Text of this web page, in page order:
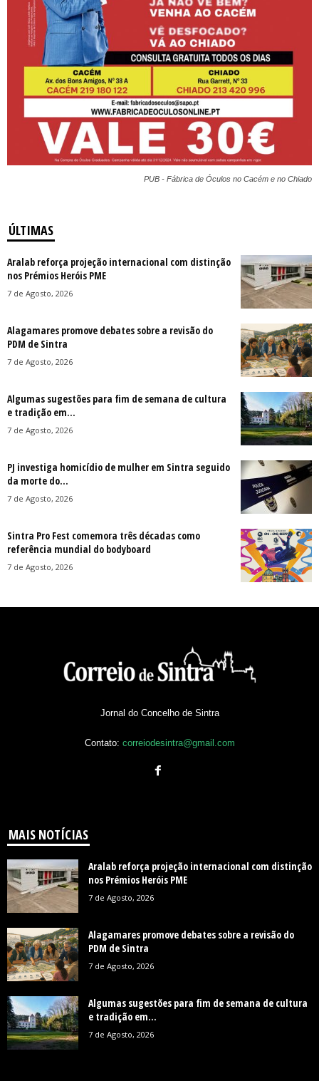
PUB - Fábrica de Óculos no Cacém e no Chiado
ÚLTIMAS
Aralab reforça projeção internacional com distinção
nos Prémios Heróis PME
7 de Agosto, 2026
Alagamares promove debates sobre a revisão do
PDM de Sintra
7 de Agosto, 2026
Algumas sugestões para fim de semana de cultura
e tradição em...
7 de Agosto, 2026
PJ investiga homicídio de mulher em Sintra seguido
da morte do...
7 de Agosto, 2026
Sintra Pro Fest comemora três décadas como
referência mundial do bodyboard
7 de Agosto, 2026
Jornal do Concelho de Sintra
Contato: correiodesintra@gmail.com
MAIS NOTÍCIAS
Aralab reforça projeção internacional com distinção
nos Prémios Heróis PME
7 de Agosto, 2026
Alagamares promove debates sobre a revisão do
PDM de Sintra
7 de Agosto, 2026
Algumas sugestões para fim de semana de cultura
e tradição em...
7 de Agosto, 2026